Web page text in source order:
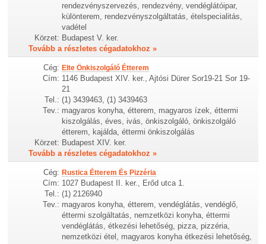
rendezvényszervezés, rendezvény, vendéglátóipar,
különterem, rendezvényszolgáltatás, ételspecialitás,
vadétel
Körzet: Budapest V. ker.
Tovább a részletes cégadatokhoz »
Cég: Elte Önkiszolgáló Étterem
Cím: 1146 Budapest XIV. ker., Ajtósi Dürer Sor19-21 Sor 19-
21
Tel.: (1) 3439463, (1) 3439463
Tev.: magyaros konyha, étterem, magyaros ízek, éttermi
kiszolgálás, éves, ivás, önkiszolgáló, önkiszolgáló
étterem, kajálda, éttermi önkiszolgálás
Körzet: Budapest XIV. ker.
Tovább a részletes cégadatokhoz »
Cég: Rustica Étterem És Pizzéria
Cím: 1027 Budapest II. ker., Erőd utca 1.
Tel.: (1) 2126940
Tev.: magyaros konyha, étterem, vendéglátás, vendéglő,
éttermi szolgáltatás, nemzetközi konyha, éttermi
vendéglátás, étkezési lehetőség, pizza, pizzéria,
nemzetközi étel, magyaros konyha étkezési lehetőség,